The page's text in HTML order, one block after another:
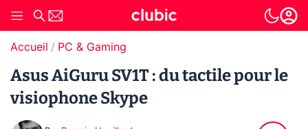
Accueil PC & Gaming
Asus AiGuru SV1T : du tactile pour le
visiophone Skype